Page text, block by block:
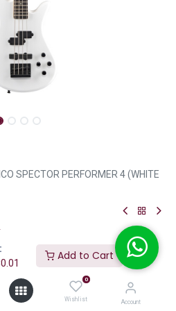
Add to Cart
0
Wishlist Account
SPECTOR PERFORMER 4 (WHITE
ELÉCTRICO
4 (WHITE